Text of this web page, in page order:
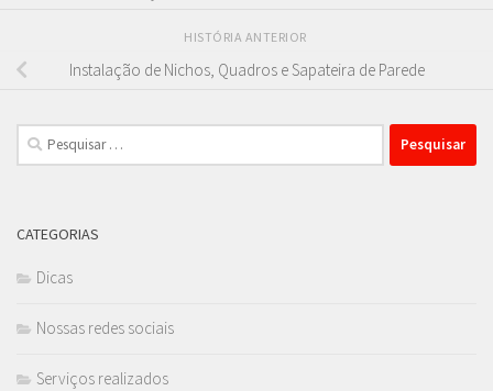
HISTÓRIA ANTERIOR
Instalação de Nichos, Quadros e Sapateira de Parede
Pesquisar
por:
CATEGORIAS
Dicas
Nossas redes sociais
Serviços realizados